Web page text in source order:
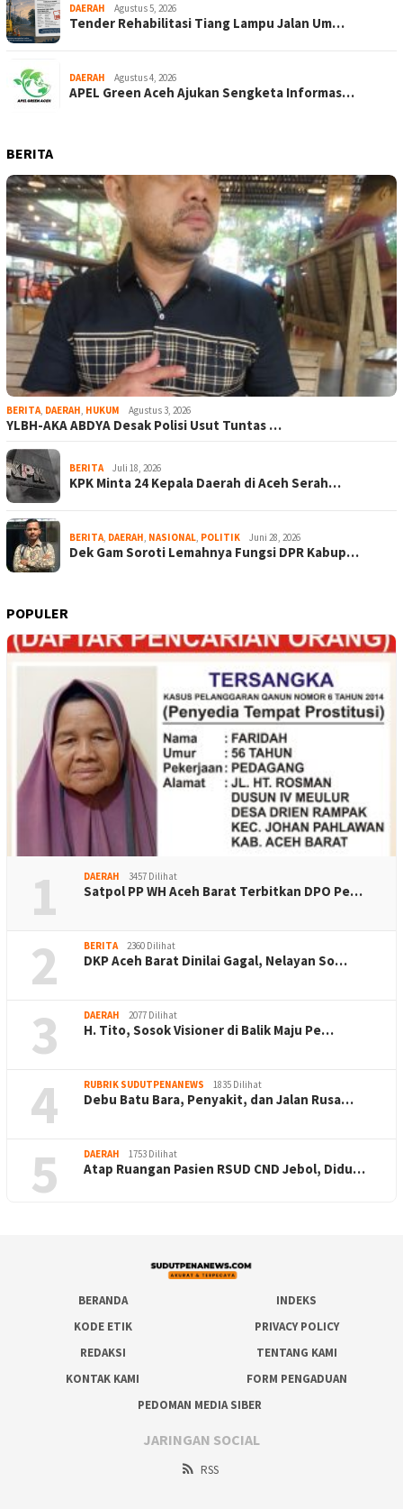
DAERAH Agustus 5, 2026
Tender Rehabilitasi Tiang Lampu Jalan Um…
DAERAH Agustus 4, 2026
APEL Green Aceh Ajukan Sengketa Informas…
BERITA
BERITA, DAERAH, HUKUM Agustus 3, 2026
YLBH-AKA ABDYA Desak Polisi Usut Tuntas …
BERITA Juli 18, 2026
KPK Minta 24 Kepala Daerah di Aceh Serah…
BERITA, DAERAH, NASIONAL, POLITIK Juni 28, 2026
Dek Gam Soroti Lemahnya Fungsi DPR Kabup…
POPULER
1 DAERAH 3457 Dilihat
Satpol PP WH Aceh Barat Terbitkan DPO Pe…
2 BERITA 2360 Dilihat
DKP Aceh Barat Dinilai Gagal, Nelayan So…
3 DAERAH 2077 Dilihat
H. Tito, Sosok Visioner di Balik Maju Pe…
4 RUBRIK SUDUTPENANEWS 1835 Dilihat
Debu Batu Bara, Penyakit, dan Jalan Rusa…
5 DAERAH 1753 Dilihat
Atap Ruangan Pasien RSUD CND Jebol, Didu…
BERANDA
INDEKS
KODE ETIK
PRIVACY POLICY
REDAKSI
TENTANG KAMI
KONTAK KAMI
FORM PENGADUAN
PEDOMAN MEDIA SIBER
JARINGAN SOCIAL
RSS